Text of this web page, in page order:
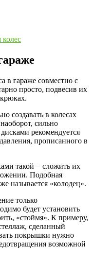
в гараже совместно с
просто, подвесив их
создавать в колесах
сильно
рекомендуется
прописанного в
такой − сложить их
Подобная
называется «колодец».
только
будет установить
«стоймя». К примеру,
сделанный
покрышки нужно
возможной